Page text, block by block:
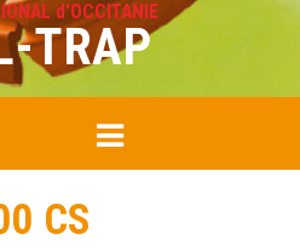
d'OCCITANIE
TRAP
CS